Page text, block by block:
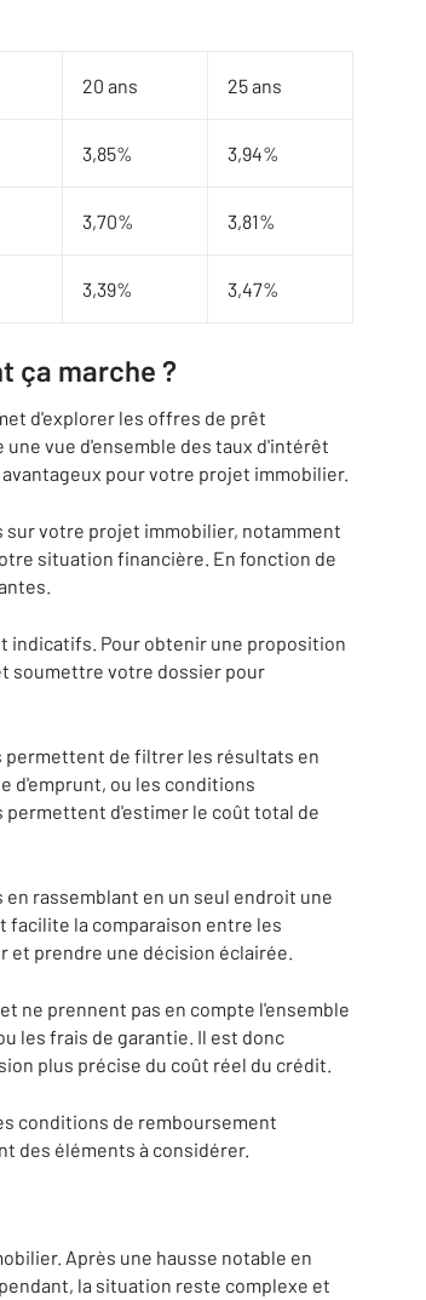
20 ans 25 ans
3,85% 3,94%
3,70% 3,81%
3,39% 3,47%
ça marche ?
d'explorer les offres de prêt
vue d'ensemble des taux d'intérêt
pour votre projet immobilier.
votre projet immobilier, notamment
situation financière. En fonction de
indicatifs. Pour obtenir une proposition
soumettre votre dossier pour
permettent de filtrer les résultats en
d'emprunt, ou les conditions
permettent d'estimer le coût total de
rassemblant en un seul endroit une
facilite la comparaison entre les
prendre une décision éclairée.
ne prennent pas en compte l'ensemble
les frais de garantie. Il est donc
plus précise du coût réel du crédit.
conditions de remboursement
des éléments à considérer.
Après une hausse notable en
la situation reste complexe et